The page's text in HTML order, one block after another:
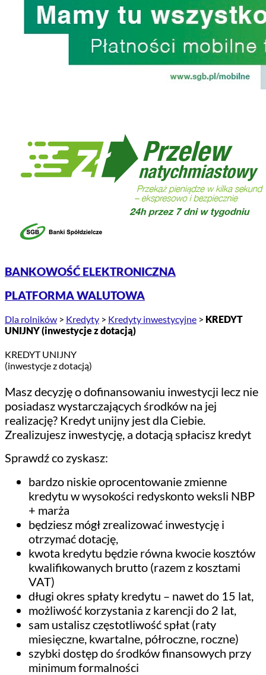
BANKOWOŚĆ ELEKTRONICZNA
PLATFORMA WALUTOWA
Dla rolników > Kredyty > Kredyty inwestycyjne > KREDYT
UNIJNY (inwestycje z dotacją)
KREDYT UNIJNY
(inwestycje z dotacją)
Masz decyzję o dofinansowaniu inwestycji lecz nie
posiadasz wystarczających środków na jej
realizację? Kredyt unijny jest dla Ciebie.
Zrealizujesz inwestycję, a dotacją spłacisz kredyt
Sprawdź co zyskasz:
bardzo niskie oprocentowanie zmienne
kredytu w wysokości redyskonto weksli NBP
+ marża
będziesz mógł zrealizować inwestycję i
otrzymać dotację,
kwota kredytu będzie równa kwocie kosztów
kwalifikowanych brutto (razem z kosztami
VAT)
długi okres spłaty kredytu – nawet do 15 lat,
możliwość korzystania z karencji do 2 lat,
sam ustalisz częstotliwość spłat (raty
miesięczne, kwartalne, półroczne, roczne)
szybki dostęp do środków finansowych przy
minimum formalności